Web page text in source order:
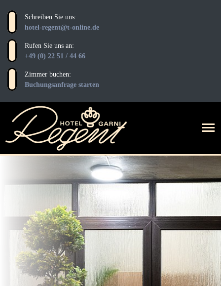
Schreiben Sie uns:
hotel-regent@t-online.de
Rufen Sie uns an:
+49 (0) 22 51 / 44 66
Zimmer buchen:
Buchungsanfrage starten